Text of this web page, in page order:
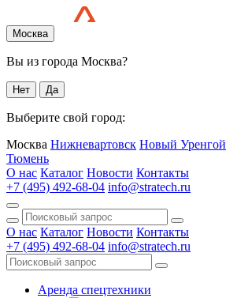
Москва
Вы из города Москва?
Нет Да
Выберите свой город:
Москва Нижневартовск Новый Уренгой
Тюмень
О нас Каталог Новости Контакты
+7 (495) 492-68-04 info@stratech.ru
О нас Каталог Новости Контакты
+7 (495) 492-68-04 info@stratech.ru
Аренда спецтехники